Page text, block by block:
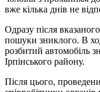
вже кілька днів не
Одразу після
пошуки зниклого. В
розбитий автомобіль
Ірпінського району.
Після цього,